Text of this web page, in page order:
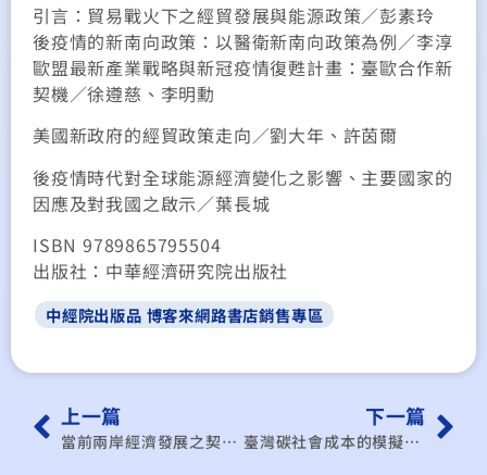
引言：貿易戰火下之經貿發展與能源政策／彭素玲
後疫情的新南向政策：以醫衛新南向政策為例／李淳
歐盟最新產業戰略與新冠疫情復甦計畫：臺歐合作新
契機／徐遵慈、李明勳
美國新政府的經貿政策走向／劉大年、許茵爾
後疫情時代對全球能源經濟變化之影響、主要國家的
因應及對我國之啟示／葉長城
ISBN 9789865795504
出版社：中華經濟研究院出版社
中經院出版品 博客來網路書店銷售專區
上一篇
當前兩岸經濟發展之契機與挑戰
下一篇
臺灣碳社會成本的模擬分析